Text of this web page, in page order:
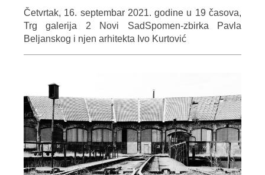
Četvrtak, 16. septembar 2021. godine u 19 časova,
Trg galerija 2 Novi SadSpomen-zbirka Pavla
Beljanskog i njen arhitekta Ivo Kurtović